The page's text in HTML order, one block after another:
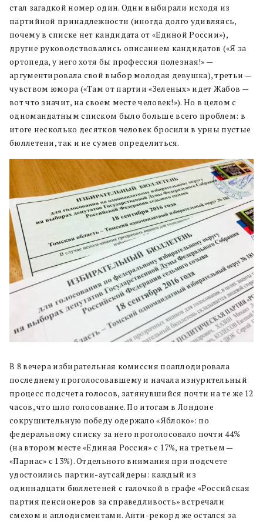
стал загадкой номер один. Одни выбирали исходя из
партийной принадлежности (иногда долго удивляясь,
почему в списке нет кандидата от «Единой России»),
другие руководствовались описанием кандидатов («Я за
ортопеда, у него хотя бы профессия полезная!» —
аргументировала свой выбор молодая девушка), третьи —
чувством юмора («Там от партии «Зеленых» идет Жабов —
вот что значит, на своем месте человек!»). Но в целом с
одномандатным списком было больше всего проблем: в
итоге несколько десятков человек бросили в урны пустые
бюллетени, так и не сумев определиться.
В 8 вечера избирательная комиссия поаплодировала
последнему проголосовавшему и начала изнурительный
процесс подсчета голосов, затянувшийся почти на те же 12
часов, что шло голосование. По итогам в Лондоне
сокрушительную победу одержало «Яблоко»: по
федеральному списку за него проголосовало почти 44%
(на втором месте «Единая Россия» с 17%, на третьем —
«Парнас» с 13%). Отдельного внимания при подсчете
удостоились партии-аутсайдеры: каждый из
одиннадцати бюллетеней с галочкой в графе «Российская
партия пенсионеров за справедливость» встречали
смехом и аплодисментами. Анти-рекорд же остался за